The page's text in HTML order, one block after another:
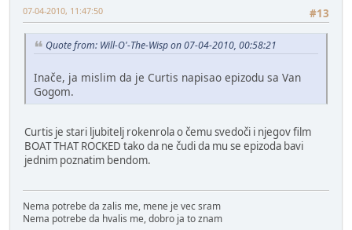
#13
07-04-2010, 11:47:50
Quote from: Will-O'-The-Wisp on 07-04-2010, 00:58:21
Inače, ja mislim da je Curtis napisao epizodu sa Van
Gogom.
Curtis je stari ljubitelj rokenrola o čemu svedoči i njegov film
BOAT THAT ROCKED tako da ne čudi da mu se epizoda bavi
jednim poznatim bendom.
Nema potrebe da zalis me, mene je vec sram
Nema potrebe da hvalis me, dobro ja to znam